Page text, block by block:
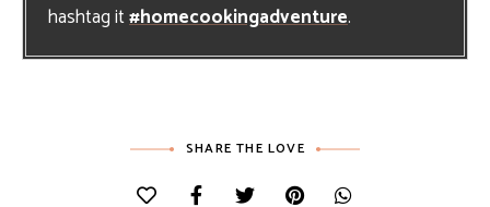
hashtag it#homecookingadventure.
SHARE THE LOVE